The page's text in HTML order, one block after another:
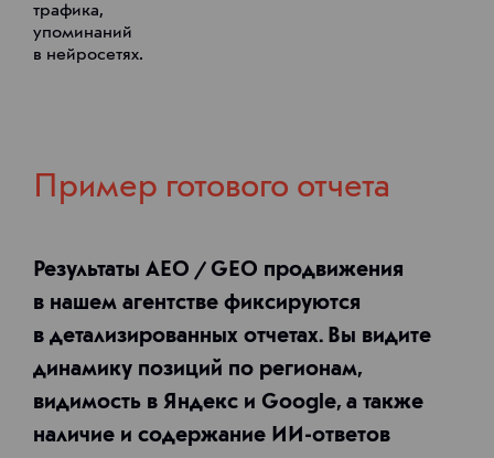
трафика,
упоминаний
в нейросетях.
Пример готового отчета
Результаты AEO / GEO продвижения
в нашем агентстве фиксируются
в детализированных отчетах. Вы видите
динамику позиций по регионам,
видимость в Яндекс и Google, а также
наличие и содержание ИИ-ответов